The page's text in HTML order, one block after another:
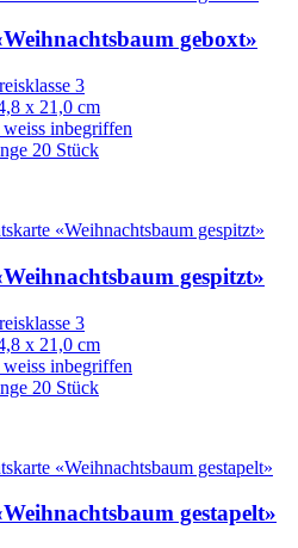
geboxt»
3
x 21,0 cm
inbegriffen
20 Stück
gespitzt»
3
x 21,0 cm
inbegriffen
20 Stück
gestapelt»